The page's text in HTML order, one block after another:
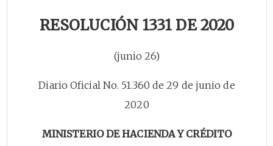
RESOLUCIÓN 1331 DE 2020
(junio 26)
Diario Oficial No. 51.360 de 29 de junio de
2020
MINISTERIO DE HACIENDA Y CRÉDITO